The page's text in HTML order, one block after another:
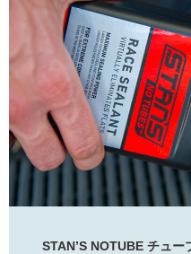
STAN’S NOTUBE チュ